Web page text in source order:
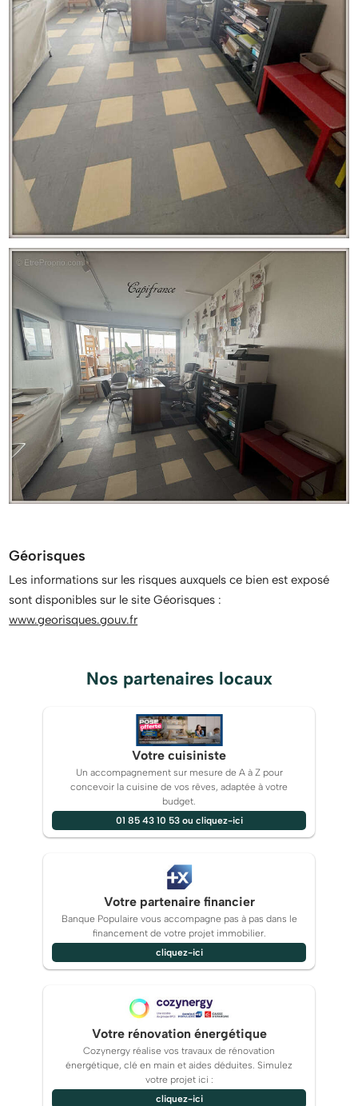
Géorisques
Les informations sur les risques auxquels ce bien est exposé
sont disponibles sur le site Géorisques :
www.georisques.gouv.fr
Nos partenaires locaux
Votre cuisiniste
Un accompagnement sur mesure de A à Z pour
concevoir la cuisine de vos rêves, adaptée à votre
budget.
01 85 43 10 53 ou cliquez-ici
Votre partenaire financier
Banque Populaire vous accompagne pas à pas dans le
financement de votre projet immobilier.
cliquez-ici
Votre rénovation énergétique
Cozynergy réalise vos travaux de rénovation
énergétique, clé en main et aides déduites. Simulez
votre projet ici :
cliquez-ici